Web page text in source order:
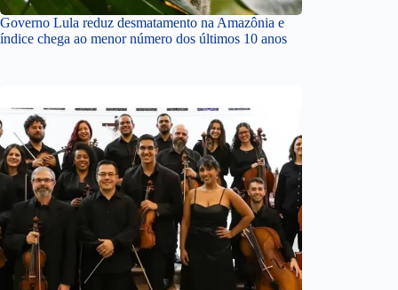
Governo Lula reduz desmatamento na Amazônia e
índice chega ao menor número dos últimos 10 anos